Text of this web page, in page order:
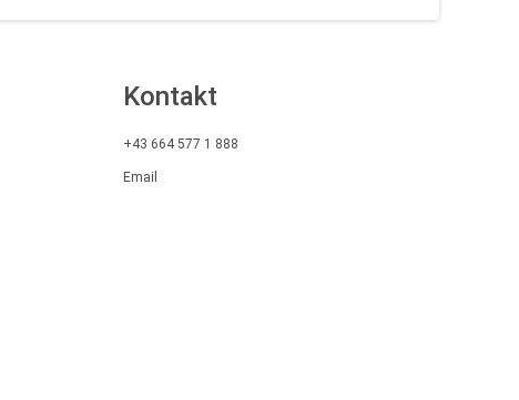
Kontakt
+43 664 577 1 888
Email